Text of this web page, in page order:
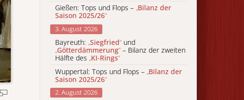
Gießen: Tops und Flops – „Bilanz der
Saison 2025/26“
3. August 2026
Bayreuth: „Siegfried“ und
„Götterdämmerung“ – Bilanz der zweiten
Hälfte des „KI-Rings“
Wuppertal: Tops und Flops – „Bilanz der
Saison 2025/26“
2. August 2026